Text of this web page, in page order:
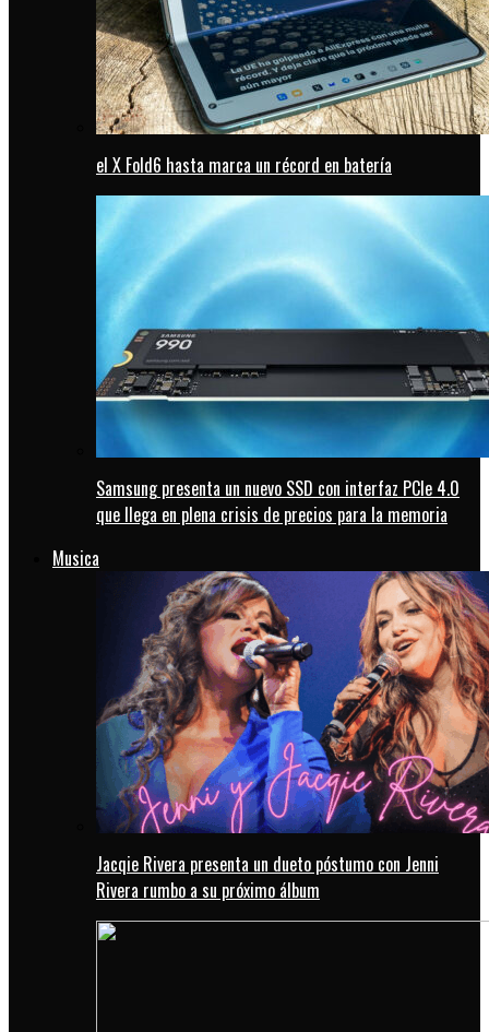
el X Fold6 hasta marca un récord en batería
Samsung presenta un nuevo SSD con interfaz PCIe 4.0
que llega en plena crisis de precios para la memoria
Musica
Jacqie Rivera presenta un dueto póstumo con Jenni
Rivera rumbo a su próximo álbum